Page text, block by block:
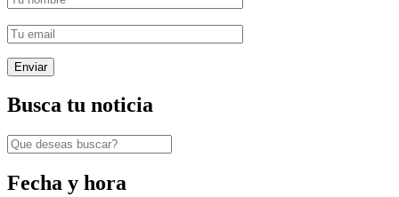
Busca tu noticia
Fecha y hora